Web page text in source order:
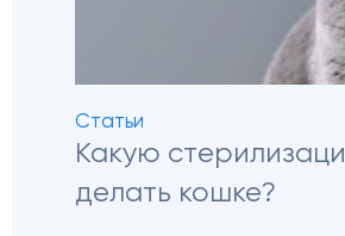
Статьи
Какую
делать кошке?